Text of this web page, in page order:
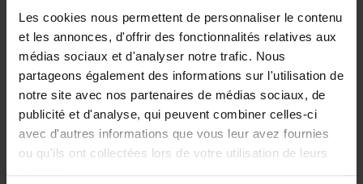
Les cookies nous permettent de personnaliser le contenu
et les annonces, d'offrir des fonctionnalités relatives aux
médias sociaux et d'analyser notre trafic. Nous
partageons également des informations sur l'utilisation de
notre site avec nos partenaires de médias sociaux, de
publicité et d'analyse, qui peuvent combiner celles-ci
avec d'autres informations que vous leur avez fournies
ou qu'ils ont collectées lors de votre utilisation de leurs
Building Bonds = Building
Business
Jochen Roef Jozefien De Feyter
Carolien Boom
Couverture souple
2025 200
€29,99